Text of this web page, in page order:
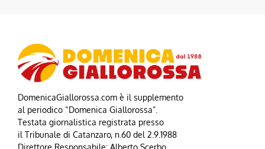
DomenicaGiallorossa.com è il supplemento
al periodico “Domenica Giallorossa”.
Testata giornalistica registrata presso
il Tribunale di Catanzaro, n.60 del 2.9.1988
Direttore Responsabile: Alberto Scerbo